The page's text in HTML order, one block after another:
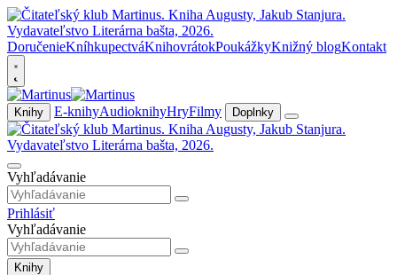
DoručenieKníhkupectváKnihovrátokPoukážkyKnižný blogKontakt
Knihy E-knihyAudioknihyHryFilmy Doplnky
Vyhľadávanie
Prihlásiť
Vyhľadávanie
Knihy